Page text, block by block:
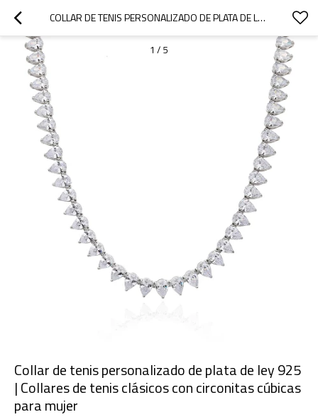
COLLAR DE TENIS PERSONALIZADO DE PLATA DE LEY 925 | COLLARES DE TENIS CLÁSICOS CON CIRCONITAS CÚBICAS PARA MUJER
1 / 5
Collar de tenis personalizado de plata de ley 925
| Collares de tenis clásicos con circonitas cúbicas
para mujer